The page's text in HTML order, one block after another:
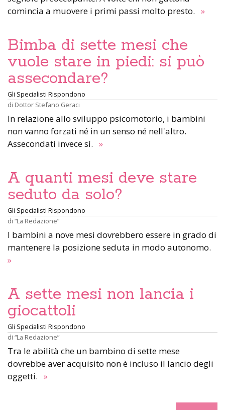
comincia a muovere i primi passi molto presto. »
Bimba di sette mesi che
vuole stare in piedi: si può
assecondare?
Gli Specialisti Rispondono
di Dottor Stefano Geraci
In relazione allo sviluppo psicomotorio, i bambini
non vanno forzati né in un senso né nell'altro.
Assecondati invece sì. »
A quanti mesi deve stare
seduto da solo?
Gli Specialisti Rispondono
di “La Redazione”
I bambini a nove mesi dovrebbero essere in grado di
mantenere la posizione seduta in modo autonomo.
»
A sette mesi non lancia i
giocattoli
Gli Specialisti Rispondono
di “La Redazione”
Tra le abilità che un bambino di sette mese
dovrebbe aver acquisito non è incluso il lancio degli
oggetti. »